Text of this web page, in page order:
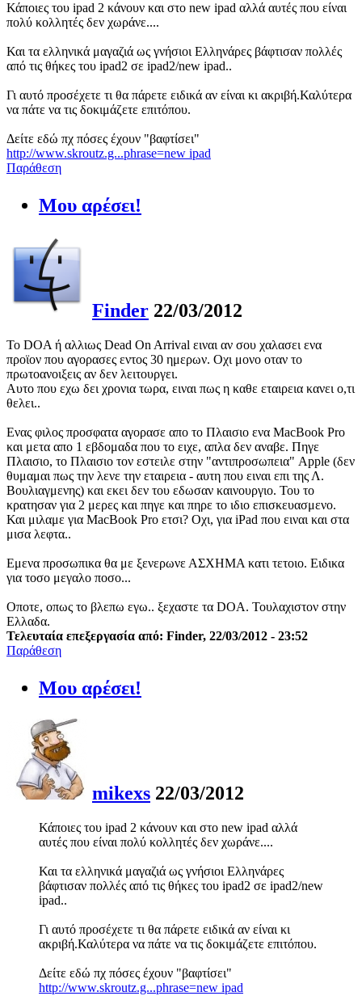
Κάποιες του ipad 2 κάνουν και στο new ipad αλλά αυτές που είναι
πολύ κολλητές δεν χωράνε....
Και τα ελληνικά μαγαζιά ως γνήσιοι Ελληνάρες βάφτισαν πολλές
από τις θήκες του ipad2 σε ipad2/new ipad..
Γι αυτό προσέχετε τι θα πάρετε ειδικά αν είναι κι ακριβή.Καλύτερα
να πάτε να τις δοκιμάζετε επιτόπου.
Δείτε εδώ πχ πόσες έχουν "βαφτίσει"
http://www.skroutz.g...phrase=new ipad
Παράθεση
Μου αρέσει!
Finder 22/03/2012
Το DOA ή αλλιως Dead On Arrival ειναι αν σου χαλασει ενα
προϊον που αγορασες εντος 30 ημερων. Οχι μονο οταν το
πρωτοανοιξεις αν δεν λειτουργει.
Αυτο που εχω δει χρονια τωρα, ειναι πως η καθε εταιρεια κανει ο,τι
θελει..
Ενας φιλος προσφατα αγορασε απο το Πλαισιο ενα MacBook Pro
και μετα απο 1 εβδομαδα που το ειχε, απλα δεν αναβε. Πηγε
Πλαισιο, το Πλαισιο τον εστειλε στην "αντιπροσωπεια" Apple (δεν
θυμαμαι πως την λενε την εταιρεια - αυτη που ειναι επι της Λ.
Βουλιαγμενης) και εκει δεν του εδωσαν καινουργιο. Του το
κρατησαν για 2 μερες και πηγε και πηρε το ιδιο επισκευασμενο.
Και μιλαμε για MacBook Pro ετσι? Οχι, για iPad που ειναι και στα
μισα λεφτα..
Εμενα προσωπικα θα με ξενερωνε ΑΣΧΗΜΑ κατι τετοιο. Ειδικα
για τοσο μεγαλο ποσο...
Οποτε, οπως το βλεπω εγω.. ξεχαστε τα DOA. Τουλαχιστον στην
Ελλαδα.
Τελευταία επεξεργασία από: Finder, 22/03/2012 - 23:52
Παράθεση
Μου αρέσει!
mikexs 22/03/2012
Κάποιες του ipad 2 κάνουν και στο new ipad αλλά
αυτές που είναι πολύ κολλητές δεν χωράνε....
Και τα ελληνικά μαγαζιά ως γνήσιοι Ελληνάρες
βάφτισαν πολλές από τις θήκες του ipad2 σε ipad2/new
ipad..
Γι αυτό προσέχετε τι θα πάρετε ειδικά αν είναι κι
ακριβή.Καλύτερα να πάτε να τις δοκιμάζετε επιτόπου.
Δείτε εδώ πχ πόσες έχουν "βαφτίσει"
http://www.skroutz.g...phrase=new ipad